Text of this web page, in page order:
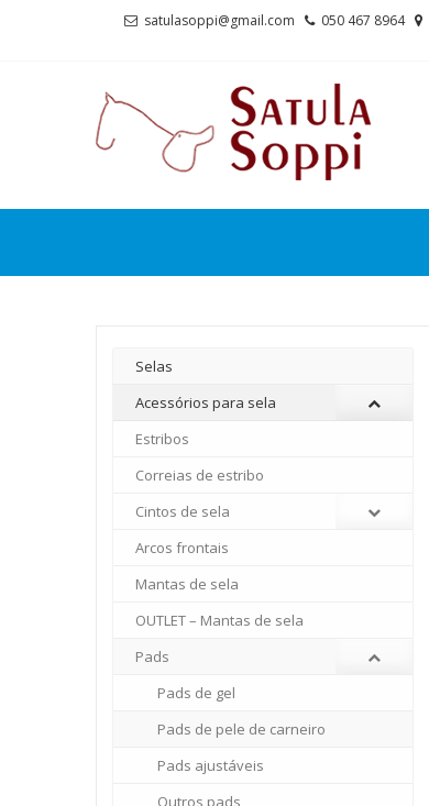
satulasoppi@gmail.com 050 467 8964
Selas
Acessórios para sela
Estribos
Correias de estribo
Cintos de sela
Arcos frontais
Mantas de sela
OUTLET – Mantas de sela
Pads
Pads de gel
Pads de pele de carneiro
Pads ajustáveis
Outros pads